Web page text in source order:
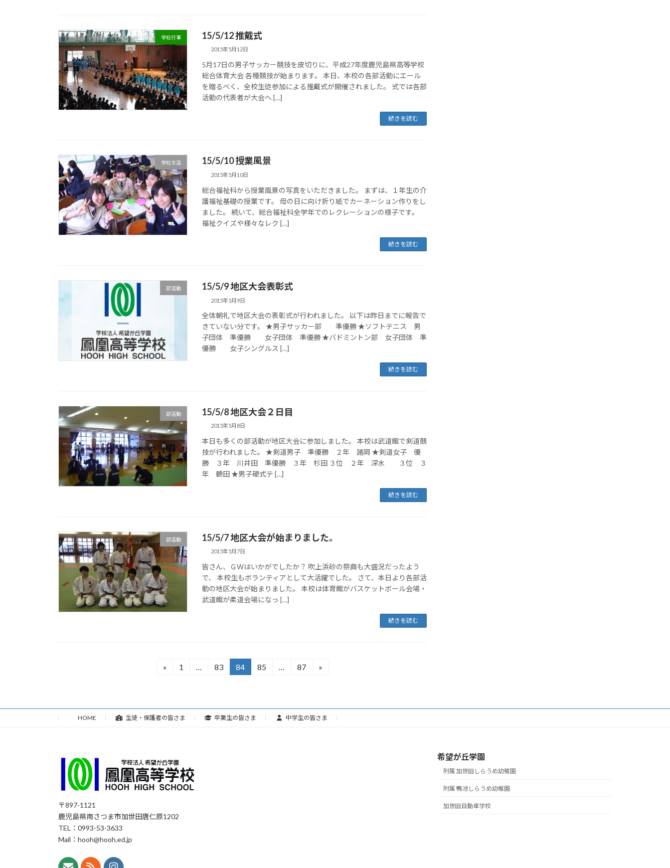
学校行事 15/5/12 推戴式
2015年5月12日
5月17日の男子サッカー競技を皮切りに、平成27年度鹿児島県高等学校
総合体育大会 各種競技が始まります。 本日、本校の各部活動にエール
を贈るべく、全校生徒参加による推戴式が開催されました。 式では各部
活動の代表者が大会へ […]
続きを読む
学校生活 15/5/10 授業風景
2015年5月10日
総合福祉科から授業風景の写真をいただきました。 まずは、１年生の介
護福祉基礎の授業です。 母の日に向け折り紙でカーネーション作りをし
ました。 続いて、総合福祉科全学年でのレクレーションの様子です。
福祉クイズや様々なレク […]
続きを読む
部活動 15/5/9 地区大会表彰式
2015年5月9日
全体朝礼で地区大会の表彰式が行われました。 以下は昨日までに報告で
きていない分です。 ★男子サッカー部 準優勝 ★ソフトテニス 男
子団体 準優勝 女子団体 準優勝 ★バドミントン部 女子団体 準
優勝 女子シングルス […]
続きを読む
部活動 15/5/8 地区大会２日目
2015年5月8日
本日も多くの部活動が地区大会に参加しました。 本校は武道館で剣道競
技が行われました。 ★剣道男子 準優勝 ２年 諸岡 ★剣道女子 優
勝 ３年 川井田 準優勝 ３年 杉田 ３位 ２年 深水 ３位 ３
年 鶴田 ★男子硬式テ […]
続きを読む
部活動 15/5/7 地区大会が始まりました。
2015年5月7日
皆さん、ＧＷはいかがでしたか？ 吹上浜砂の祭典も大盛況だったよう
で、 本校生もボランティアとして大活躍でした。 さて、本日より各部活
動の地区大会が始まりました。 本校は体育館がバスケットボール会場・
武道館が柔道会場になっ […]
続きを読む
の
ペ
ジ
送
り
«
固
ジ
1 …
固
ジ
83
固
ジ
84
固
85 …
固
ジ
87 »
HOME 生徒・保護者の皆さま 卒業生の皆さま 中学生の皆さま
〒897-1121
鹿児島県南さつま市加世田唐仁原1202
TEL：0993-53-3633
Mail：hooh@hooh.ed.jp
希望が丘学園
附属 加世田しらうめ幼稚園
附属 鴨池しらうめ幼稚園
加世田自動車学校